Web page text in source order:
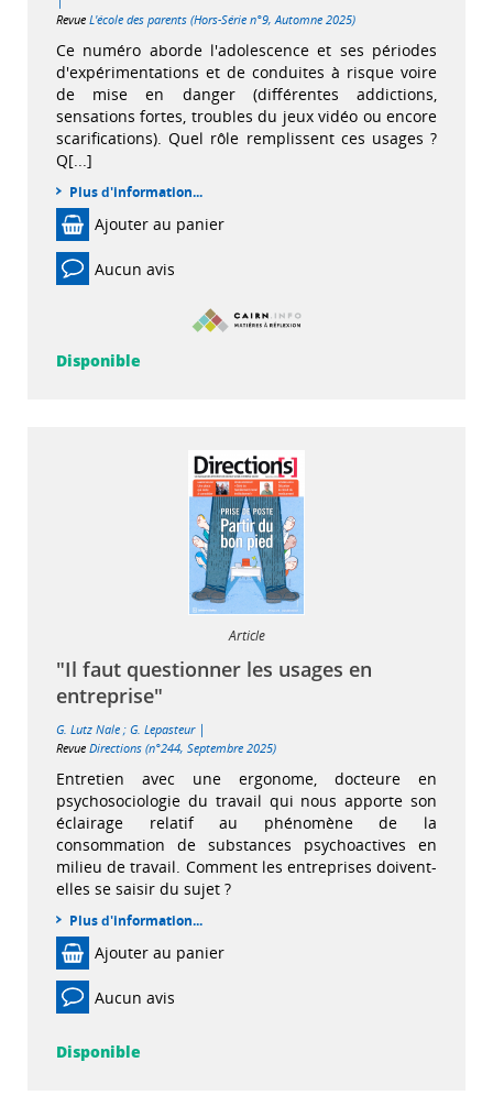
Revue L'école des parents (Hors-Série n°9, Automne 2025)
Ce numéro aborde l'adolescence et ses périodes
d'expérimentations et de conduites à risque voire
de mise en danger (différentes addictions,
sensations fortes, troubles du jeux vidéo ou encore
scarifications). Quel rôle remplissent ces usages ?
Q[...]
Plus d'information...
Ajouter au panier
Aucun avis
Disponible
Article
"Il faut questionner les usages en
entreprise"
G. Lutz Nale ; G. Lepasteur |
Revue Directions (n°244, Septembre 2025)
Entretien avec une ergonome, docteure en
psychosociologie du travail qui nous apporte son
éclairage relatif au phénomène de la
consommation de substances psychoactives en
milieu de travail. Comment les entreprises doivent-
elles se saisir du sujet ?
Plus d'information...
Ajouter au panier
Aucun avis
Disponible